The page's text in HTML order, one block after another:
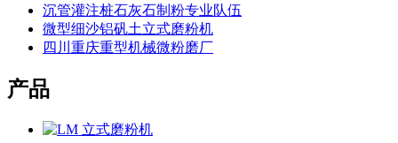
沉管灌注桩石灰石制粉专业队伍
微型细沙铝矾土立式磨粉机
四川重庆重型机械微粉磨厂
产品